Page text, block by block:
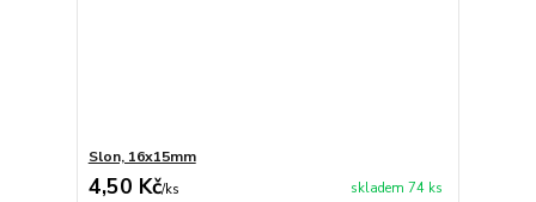
Slon, 16x15mm
4,50 Kč/ks skladem 74 ks